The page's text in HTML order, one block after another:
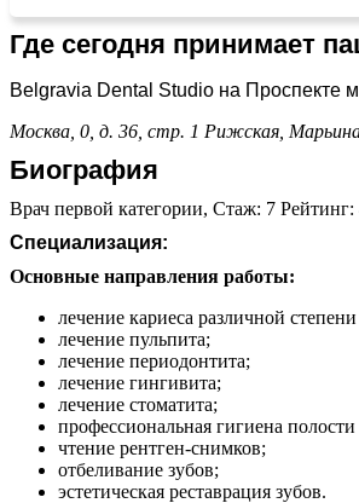
Где сегодня принимает
Belgravia Dental Studio на Проспекте
Москва, 0, д. 36, стр. 1 Рижская,
Биография
Врач первой категории, Стаж: 7 Рейтинг:
Специализация:
Основные направления работы:
лечение кариеса различной
лечение пульпита;
лечение периодонтита;
лечение гингивита;
лечение стоматита;
профессиональная гигиена полости
чтение рентген-снимков;
отбеливание зубов;
эстетическая реставрация зубов.